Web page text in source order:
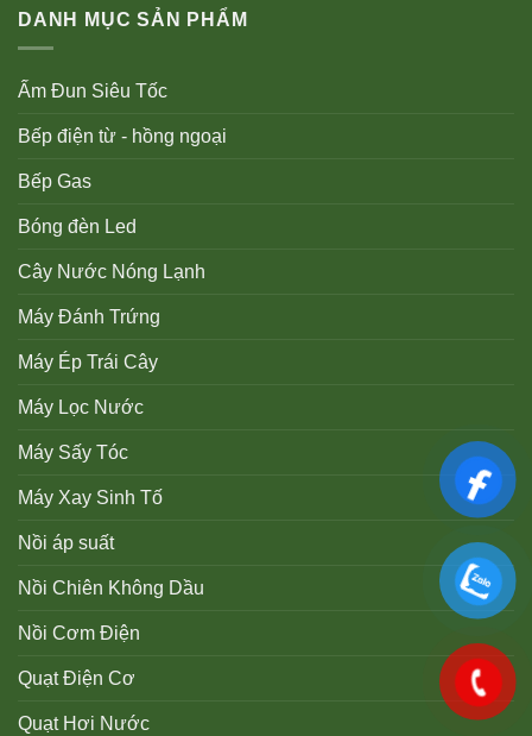
DANH MỤC SẢN PHẨM
Ấm Đun Siêu Tốc
Bếp điện từ - hồng ngoại
Bếp Gas
Bóng đèn Led
Cây Nước Nóng Lạnh
Máy Đánh Trứng
Máy Ép Trái Cây
Máy Lọc Nước
Máy Sấy Tóc
Máy Xay Sinh Tố
Nồi áp suất
Nồi Chiên Không Dầu
Nồi Cơm Điện
Quạt Điện Cơ
Quạt Hơi Nước